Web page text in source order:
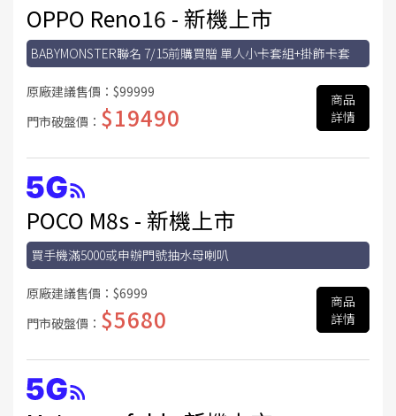
OPPO Reno16 - 新機上市
BABYMONSTER聯名 7/15前購買贈 單人小卡套組+掛飾卡套
原廠建議售價： $99999
門市破盤價： $19490
商品
詳情
POCO M8s - 新機上市
買手機滿5000或申辦門號抽水母喇叭
原廠建議售價： $6999
門市破盤價： $5680
商品
詳情